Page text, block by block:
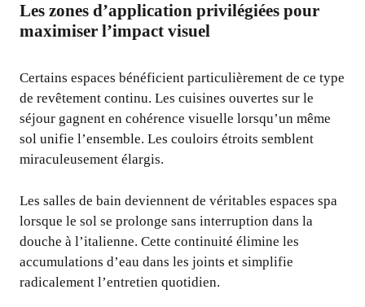
Les zones d’application privilégiées pour
maximiser l’impact visuel
Certains espaces bénéficient particulièrement de ce type
de revêtement continu. Les cuisines ouvertes sur le
séjour gagnent en cohérence visuelle lorsqu’un même
sol unifie l’ensemble. Les couloirs étroits semblent
miraculeusement élargis.
Les salles de bain deviennent de véritables espaces spa
lorsque le sol se prolonge sans interruption dans la
douche à l’italienne. Cette continuité élimine les
accumulations d’eau dans les joints et simplifie
radicalement l’entretien quotidien.